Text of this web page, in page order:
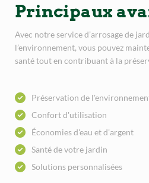
Principaux
Avec notre service d’arrosage de
l’environnement, vous pouvez
santé tout en contribuant à la
Préservation de
Confort d'utilisation
Économies d'eau et d'argent
Santé de votre jardin
Solutions personnalisées